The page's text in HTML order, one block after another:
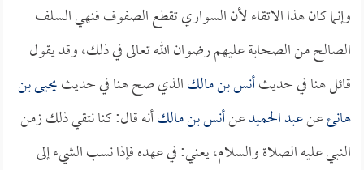
وإنما كان هذا الاتقاء لأن السواري تقطع الصفوف فنهي السلف
الصالح من الصحابة عليهم رضوان الله تعالى في ذلك، وقد يقول
قائل هنا في حديثأنس بن مالكالذي صح هنا في حديثيحيى بن
هانئعنعبد الحميدعنأنس بن مالكأنه قال: كنا نتقي ذلك زمن
النبي عليه الصلاة والسلام، يعني: في عهده فإذا نسب الشيء إلى